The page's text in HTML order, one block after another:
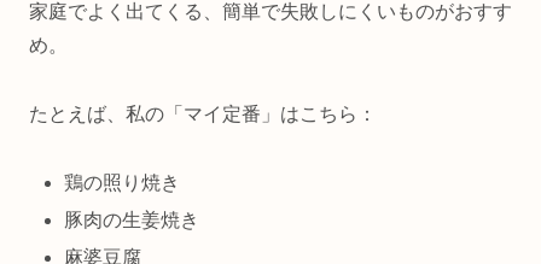
家庭でよく出てくる、簡単で失敗しにくいものがおすす
め。
たとえば、私の「マイ定番」はこちら：
鶏の照り焼き
豚肉の生姜焼き
麻婆豆腐